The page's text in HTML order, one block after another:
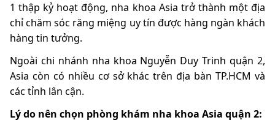
1 thập kỷ hoạt động, nha khoa Asia trở thành một địa
chỉ chăm sóc răng miệng uy tín được hàng ngàn khách
hàng tin tưởng.
Ngoài chi nhánh nha khoa Nguyễn Duy Trinh quận 2,
Asia còn có nhiều cơ sở khác trên địa bàn TP.HCM và
các tỉnh lân cận.
Lý do nên chọn phòng khám nha khoa Asia quận 2: